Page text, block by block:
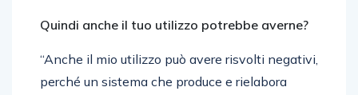
Quindi anche il tuo utilizzo potrebbe averne?
“Anche il mio utilizzo può avere risvolti negativi,
perché un sistema che produce e rielabora